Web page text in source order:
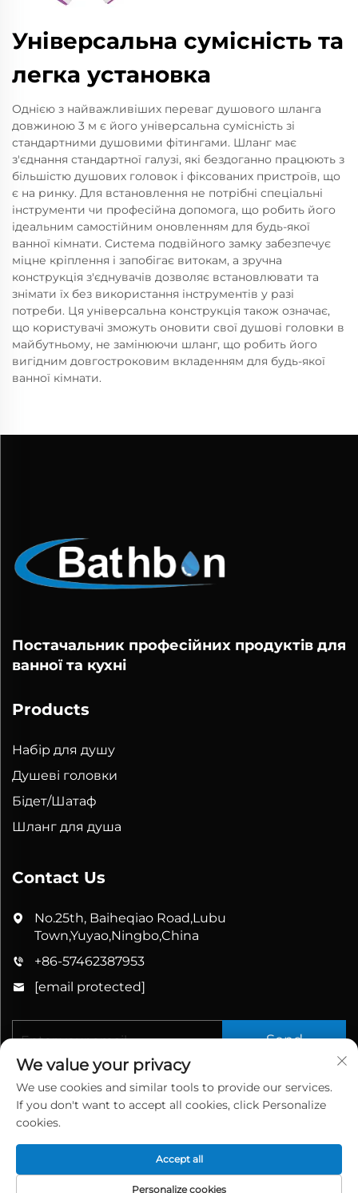
Універсальна сумісність та
легка установка
Однією з найважливіших переваг душового шланга
довжиною 3 м є його універсальна сумісність зі
стандартними душовими фітингами. Шланг має
з'єднання стандартної галузі, які бездоганно працюють з
більшістю душових головок і фіксованих пристроїв, що
є на ринку. Для встановлення не потрібні спеціальні
інструменти чи професійна допомога, що робить його
ідеальним самостійним оновленням для будь-якої
ванної кімнати. Система подвійного замку забезпечує
міцне кріплення і запобігає витокам, а зручна
конструкція з'єднувачів дозволяє встановлювати та
знімати їх без використання інструментів у разі
потреби. Ця універсальна конструкція також означає,
що користувачі зможуть оновити свої душові головки в
майбутньому, не замінюючи шланг, що робить його
вигідним довгостроковим вкладенням для будь-якої
ванної кімнати.
Постачальник професійних продуктів для
ванної та кухні
Products
Набір для душу
Душеві головки
Бідет/Шатаф
Шланг для душа
Contact Us
No.25th, Baiheqiao Road,Lubu
Town,Yuyao,Ningbo,China
+86-57462387953
[email protected]
Send
Усі права захищено © 2025 China Yuyao Bathbon
Sanitary Ware Co., Ltd. Privacy Policy
We value your privacy
We use cookies and similar tools to provide our services.
If you don't want to accept all cookies, click Personalize
cookies.
Personalize cookies
Accept all